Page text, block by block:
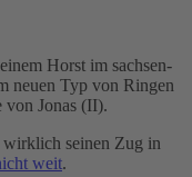
Horst im sachsen-
neuen Typ von Ringen
von Jonas (II).
wirklich seinen Zug in
weit.